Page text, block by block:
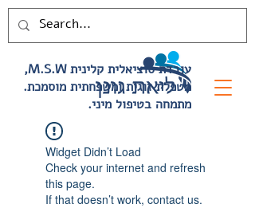
,M.S.W עובדת סוציאלית קלינית
.מטפלת זוגית ומשפחתית מוסמכת
.מתמחה בטיפול מיני
Widget Didn’t Load
Check your internet and refresh
this page.
If that doesn’t work, contact us.